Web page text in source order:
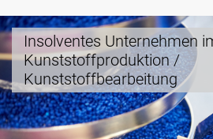
Insolventes Unternehmen
Kunststoffproduktion /
Kunststoffbearbeitung